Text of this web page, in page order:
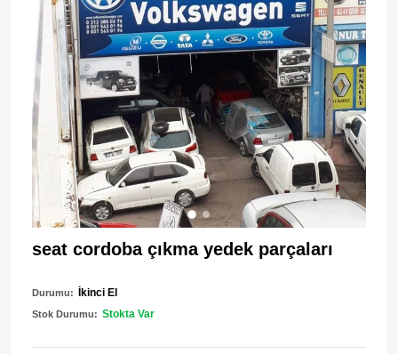
seat cordoba çıkma yedek parçaları
Durumu: İkinci El
Stok Durumu: Stokta Var